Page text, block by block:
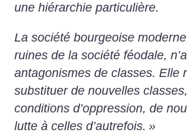
une hiérarchie particulière.
La société bourgeoise
ruines de la société féodale,
antagonismes de classes. Elle
substituer de nouvelles
conditions d’oppression, de
lutte à celles d’autrefois. »